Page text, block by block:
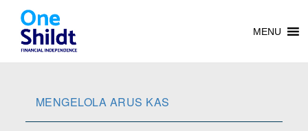
MENU
MENGELOLA ARUS KAS